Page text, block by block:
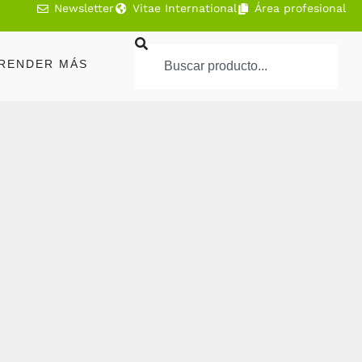
Newsletter Vitae International Área profesional
MÁS